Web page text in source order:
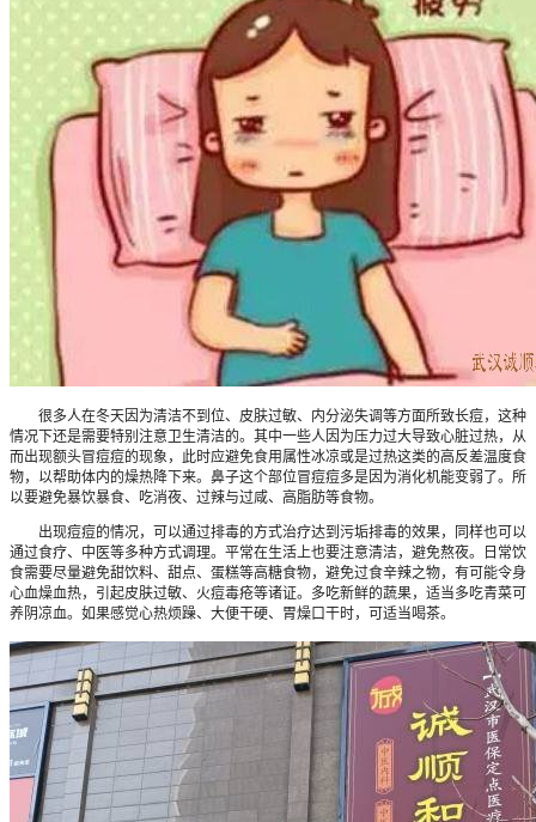
很多人在冬天因为清洁不到位、皮肤过敏、内分泌失调等方面所致长痘，这种
情况下还是需要特别注意卫生清洁的。其中一些人因为压力过大导致心脏过热，从
而出现额头冒痘痘的现象，此时应避免食用属性冰凉或是过热这类的高反差温度食
物，以帮助体内的燥热降下来。鼻子这个部位冒痘痘多是因为消化机能变弱了。所
以要避免暴饮暴食、吃消夜、过辣与过咸、高脂肪等食物。
出现痘痘的情况，可以通过排毒的方式治疗达到污垢排毒的效果，同样也可以
通过食疗、中医等多种方式调理。平常在生活上也要注意清洁，避免熬夜。日常饮
食需要尽量避免甜饮料、甜点、蛋糕等高糖食物，避免过食辛辣之物，有可能令身
心血燥血热，引起皮肤过敏、火痘毒疮等诸证。多吃新鲜的蔬果，适当多吃青菜可
养阴凉血。如果感觉心热烦躁、大便干硬、胃燥口干时，可适当喝茶。